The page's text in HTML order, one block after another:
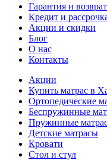
Гарантия и возврат
Кредит и
Акции и скидки
Блог
О нас
Контакты
Акции
Купить матрас в
Ортопедические
Беспружинные
Пружинные
Детские матрасы
Кровати
Стол и стул